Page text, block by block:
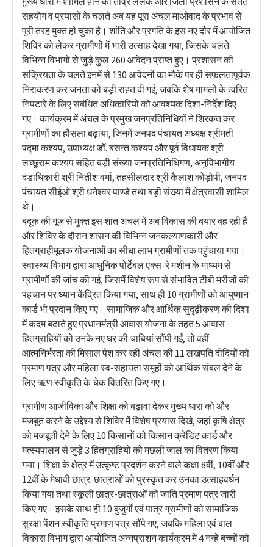
सहयोग व प्रयासों के चलते अब यह पूरा अंचल माओवाद के प्रभाव से
पूरी तरह मुक्त हो चुका है। शांति और प्रगति के इस नए दौर में आयोजित
शिविर को लेकर ग्रामीणों में भारी उत्साह देखा गया, जिसके चलते
विभिन्न विभागों से जुड़े कुल 260 आवेदन प्राप्त हुए। प्रशासन की
सक्रियता के चलते इनमें से 130 आवेदनों का मौके पर ही सफलतापूर्वक
निराकरण कर जनता को बड़ी राहत दी गई, जबकि शेष मामलों के त्वरित
निपटारे के लिए संबंधित अधिकारियों को आवश्यक दिशा-निर्देश दिए
गए। कार्यक्रम में अंचल के प्रमुख जनप्रतिनिधियों ने शिरकत कर
ग्रामीणों का हौसला बढ़ाया, जिनमें जनपद पंचायत अध्यक्ष श्रीमती
पद्मा कश्यप, उपाध्यक्ष डॉ. बसन्त कश्यप और पूर्व विधायक श्री
लच्छूराम कश्यप सहित बड़ी संख्या जनप्रतिनिधिगण, अनुविभागीय
दंडाधिकारी श्री नितीश वर्मा, तहसीलदार श्री कैलाश कोड़ोपी, जनपद
पंचायत सीईओ श्री धनेश्वर पाण्डे तथा बड़ी संख्या में क्षेत्रवासी शामिल
थे।
बंदूक की गूंज से मुक्त इस शांत अंचल में अब विकास की बयार बह रही है
और शिविर के दौरान शासन की विभिन्न जनकल्याणकारी और
हितग्राहीमूलक योजनाओं का सीधा लाभ ग्रामीणों तक पहुंचाया गया।
स्वास्थ्य विभाग द्वारा आधुनिक पोर्टेबल एक्स-रे मशीन के माध्यम से
ग्रामीणों की जांच की गई, जिसमें विशेष रूप से संभावित टीबी मरीजों की
पहचान पर ध्यान केंद्रित किया गया, साथ ही 10 ग्रामीणों को आयुष्मान
कार्ड भी प्रदान किए गए। सामाजिक और आर्थिक सुदृढ़ीकरण की दिशा
में कदम बढ़ाते हुए प्रधानमंत्री आवास योजना के तहत 5 आवास
हितग्राहियों को उनके नए घर की चाबियां सौंपी गईं, तो वहीं
आत्मनिर्भरता की मिसाल पेश कर रही अंचल की 11 लखपति दीदियों को
प्रमाण पत्र और महिला स्व-सहायता समूहों को आर्थिक संबल देने के
लिए ऋण स्वीकृति के चेक वितरित किए गए।
ग्रामीण आजीविका और शिक्षा को बढ़ावा देकर मुख्य धारा को और
मजबूत करने के उद्देश्य से शिविर में विशेष प्रयास दिखे, जहां कृषि क्षेत्र
को मजबूती देने के लिए 10 किसानों को किसान क्रेडिट कार्ड और
मत्स्यपालन से जुड़े 3 हितग्राहियों को मछली जाल का वितरण किया
गया। शिक्षा के क्षेत्र में उत्कृष्ट प्रदर्शन करने वाले कक्षा 8वीं, 10वीं और
12वीं के मेधावी छात्र-छात्राओं को पुरस्कृत कर उनका उत्साहवर्धन
किया गया तथा स्कूली छात्र-छात्राओं को जाति प्रमाण पत्र जारी
किए गए। इसके साथ ही 10 बुजुर्गों एवं पात्र ग्रामीणों को सामाजिक
सुरक्षा पेंशन स्वीकृति प्रमाण पत्र सौंपे गए, जबकि महिला एवं बाल
विकास विभाग द्वारा आयोजित अन्नप्राशन कार्यक्रम में 4 नन्हे बच्चों को